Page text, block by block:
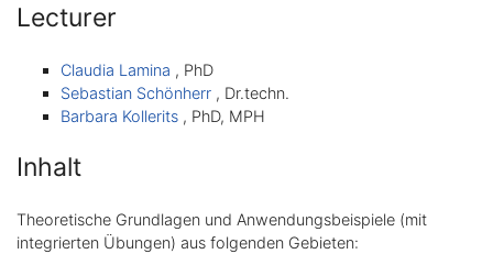
Lecturer
Claudia Lamina , PhD
Sebastian Schönherr , Dr.techn.
Barbara Kollerits , PhD, MPH
Inhalt
Theoretische Grundlagen und Anwendungsbeispiele (mit
integrierten Übungen) aus folgenden Gebieten: